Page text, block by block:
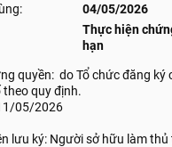
04/05/2026
Thực hiện
hạn
quyền: do Tổ chức đăng ký
quy định.
05/2026
lưu ký: Người sở hữu làm thủ